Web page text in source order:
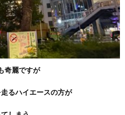
奇麗ですが
るハイエースの方が